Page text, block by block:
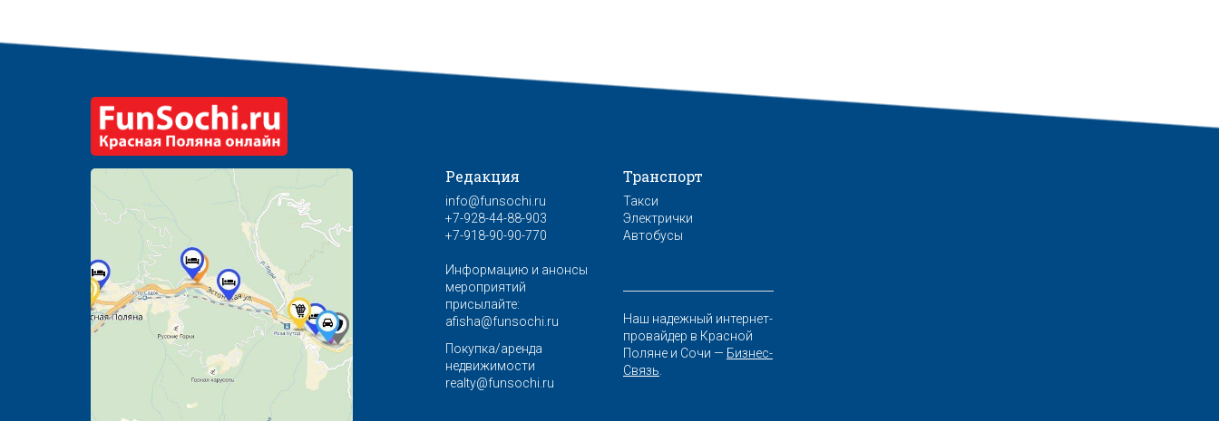
Редакция
info@funsochi.ru
+7-928-44-88-903
+7-918-90-90-770
Информацию и анонсы
мероприятий
присылайте:
afisha@funsochi.ru
Покупка/аренда
недвижимости
realty@funsochi.ru
Транспорт
Такси
Электрички
Автобусы
Наш надежный интернет-
провайдер в Красной
Поляне и Сочи — Бизнес-
Связь